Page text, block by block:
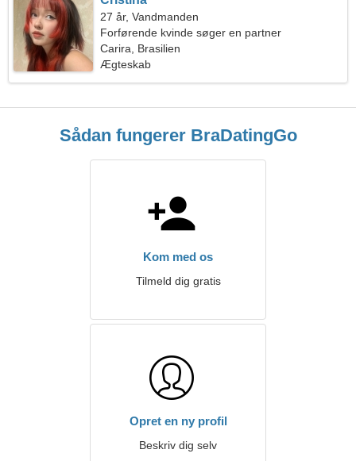
27 år, Vandmanden
Forførende kvinde søger en partner
Carira, Brasilien
Ægteskab
Sådan fungerer BraDatingGo
Kom med os
Tilmeld dig gratis
Opret en ny profil
Beskriv dig selv